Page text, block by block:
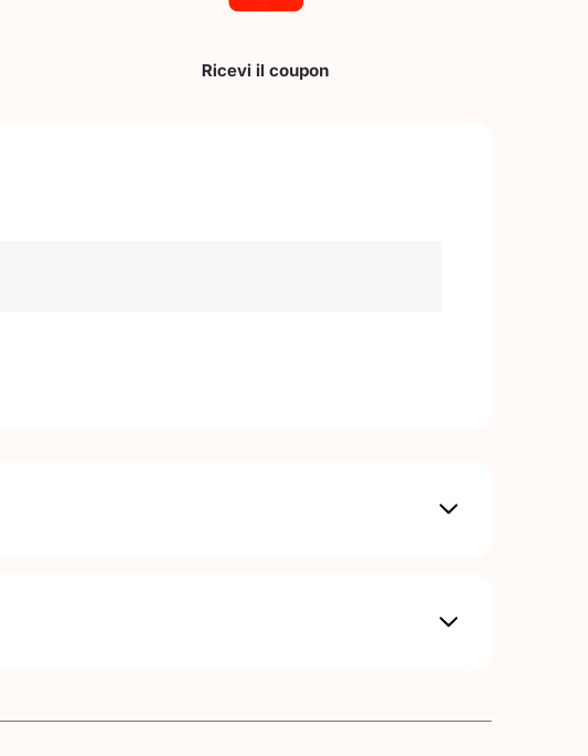
Ricevi il coupon